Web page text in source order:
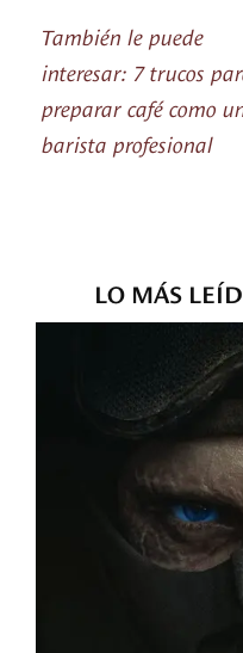
También le puede
interesar: 7 trucos
preparar café como
barista profesional
LO MÁS